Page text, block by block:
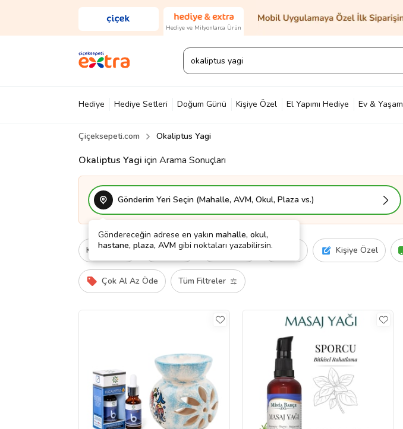
Hediye ve Milyonlarca Ürün
Hediye Hediye Setleri Doğum Günü Kişiye Özel El Yapımı Hediye Ev & Yaşam
Diğer Ayakkabı & Çanta Parfüm
Çiçeksepeti.com Okaliptus Yagi
Okaliptus Yagi için Arama Sonuçları
Gönderim Yeri Seçin (Mahalle, AVM, Okul, Plaza vs.)
Göndereceğin adrese en yakın mahalle, okul,
hastane, plaza, AVM gibi noktaları yazabilirsin.
Kategori Ne İçin Cinsiyet Fiyat Kişiye Özel
Çok Al Az Öde Tüm Filtreler